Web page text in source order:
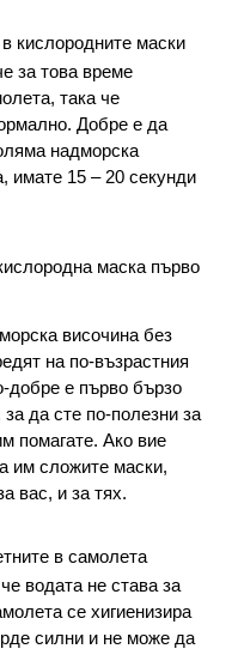
кислородните маски
за това време
така че
Добре е да
надморска
имате 15 – 20 секунди
маска първо
височина без
на по-възрастния
добре е първо бързо
да сте по-полезни за
помагате. Ако вие
им сложите маски,
вас, и за тях.
в самолета
водата не става за
се хигиенизира
силни и не може да